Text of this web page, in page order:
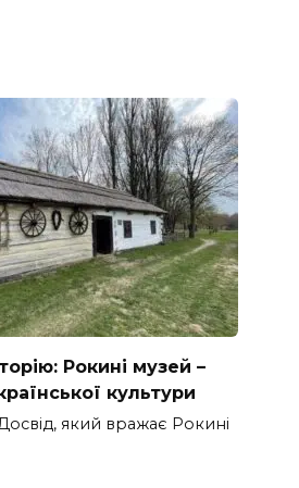
Рокині музей –
культури
який вражає Рокині